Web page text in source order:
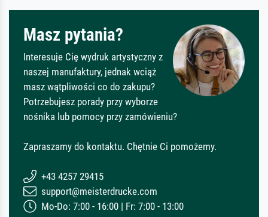
Masz pytania?
Interesuje Cię wydruk artystyczny z
naszej manufaktury, jednak wciąż
masz wątpliwości co do zakupu?
Potrzebujesz porady przy wyborze
nośnika lub pomocy przy zamówieniu?
Zapraszamy do kontaktu. Chętnie Ci pomożemy.
+43 4257 29415
support@meisterdrucke.com
Mo-Do: 7:00 - 16:00 | Fr: 7:00 - 13:00